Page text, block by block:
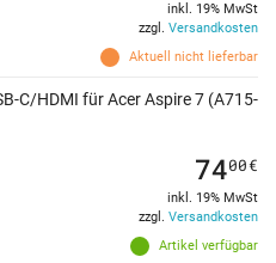
Aktuell nicht lieferbar
inkl. 19% MwSt
zzgl. Versandkosten
C/HDMI für Acer Aspire 7 (A715-
Artikel verfügbar
7400€
inkl. 19% MwSt
zzgl. Versandkosten